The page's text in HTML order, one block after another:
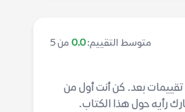
متوسط التقييم:0.0 من 5
تقييمات بعد. كن أنت أول من
رأيه حول هذا الكتاب.